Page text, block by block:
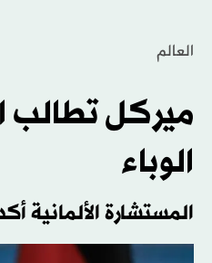
العالم
ميركل تطالب
الوباء
المستشارة الألمانية